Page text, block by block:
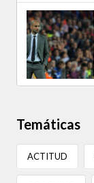
Temáticas
ACTITUD